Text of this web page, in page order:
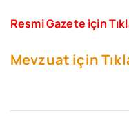
Resmi Gazete için
Mevzuat için